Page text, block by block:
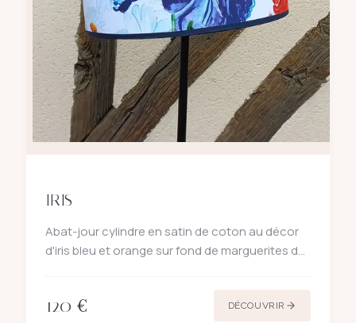
IRIS
Abat-jour cylindre en satin de coton au décor
d'iris bleu et orange sur fond de marguerites de
marine haut et ba
120 € DÉCOUVRIR